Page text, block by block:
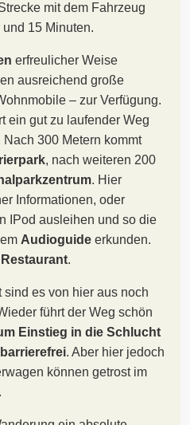
mit dem Fahrzeug
15 Minuten.
erfreulicher Weise
ausreichend große
– zur Verfügung.
ein gut zu laufender Weg
300 Metern kommt
, nach weiteren 200
. Hier
Informationen, oder
IPod ausleihen und so die
Audioguide erkunden.
Restaurant.
sind es von hier aus noch
führt der Weg schön
Einstieg in die Schlucht
. Aber hier jedoch
können getrost im